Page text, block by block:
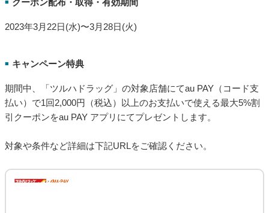
■
2023年3月22日(水)〜3月28日(火)
■ キャンペーン特典
期間中、「ツルハドラッグ」の対象店舗にてau PAY（コード支
払い）で1回2,000円（税込）以上のお支払いで使える最大5%割
引クーポンをau PAY アプリにてプレゼントします。
対象や条件など詳細は下記URLをご確認ください。